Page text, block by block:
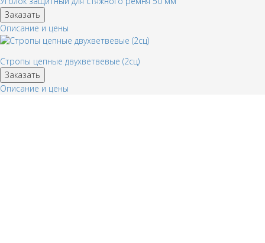
Заказать
Описание и цены
Стропы цепные двухветвевые (2сц)
Заказать
Описание и цены